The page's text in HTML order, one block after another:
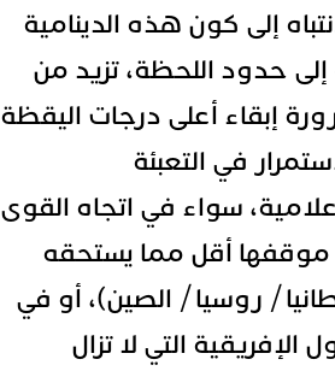
إلى كون هذه الدينامية
حدود اللحظة، تزيد من
إبقاء أعلى درجات اليقظة
في التعبئة
سواء في اتجاه القوى
موقفها أقل مما يستحقه
/ روسيا / الصين)، أو في
التي لا تزال